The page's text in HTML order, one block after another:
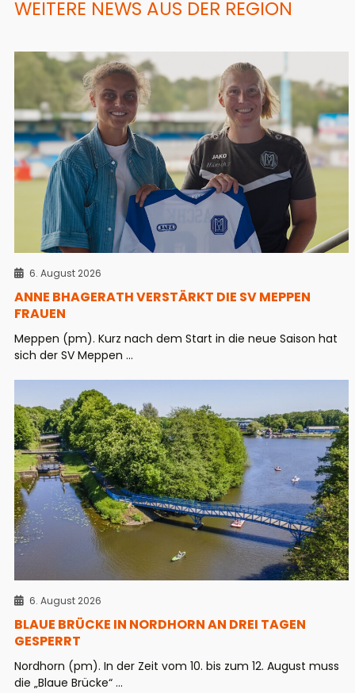
WEITERE NEWS AUS DER REGION
6. August 2026
ANNE BHAGERATH VERSTÄRKT DIE SV MEPPEN
FRAUEN
Meppen (pm). Kurz nach dem Start in die neue Saison hat
sich der SV Meppen ...
6. August 2026
BLAUE BRÜCKE IN NORDHORN AN DREI TAGEN
GESPERRT
Nordhorn (pm). In der Zeit vom 10. bis zum 12. August muss
die „Blaue Brücke“ ...